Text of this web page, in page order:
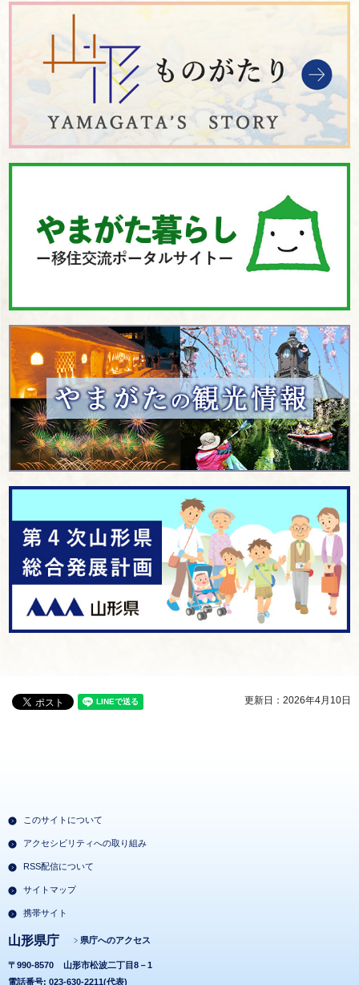
更新日：2026年4月10日
このサイトについて
アクセシビリティへの取り組み
RSS配信について
サイトマップ
携帯サイト
山形県庁 県庁へのアクセス
〒990-8570
山形市松波二丁目8－1
電話番号: 023-630-2211(代表)